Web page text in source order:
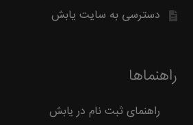
دسترسی به سایت یابش
راهنماها
راهنمای ثبت نام در یابش